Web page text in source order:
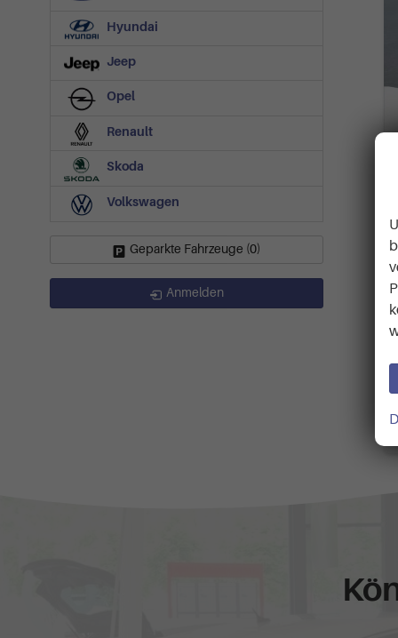
Hyundai
Jeep
Opel
Renault
Skoda
Volkswagen
Geparkte Fahrzeuge (0)
Anmelden